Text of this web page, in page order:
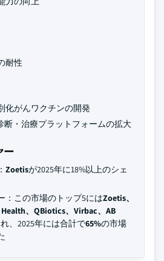
耐性
化がんワクチンの開発
断・治療プラットフォームの拡大
ー
Zoetisが2025年に18%以上のシェ
：この市場のトップ5にはZoetis、
、QBiotics、Virbac、AB
、2025年には合計で65%の市場